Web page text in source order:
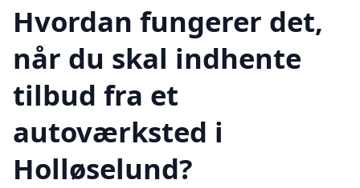
Hvordan fungerer det,
når du skal indhente
tilbud fra et
autoværksted i
Holløselund?